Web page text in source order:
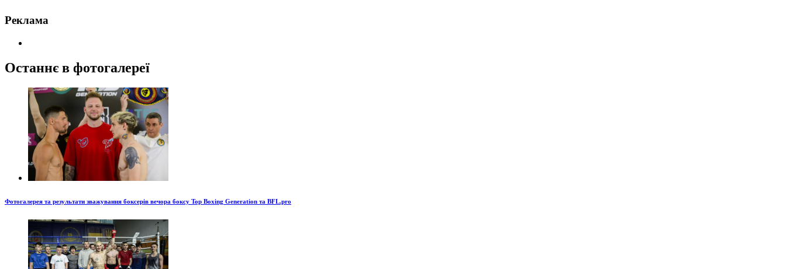
Реклама
Останнє в фотогалереї
Фотогалерея та результати зважування боксерів вечора боксу Top Boxing Generation та BFL.pro